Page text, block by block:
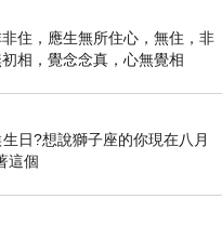
住，應生無所住心，無住，非
相，覺念念真，心無覺相
?想說獅子座的你現在八月
這個